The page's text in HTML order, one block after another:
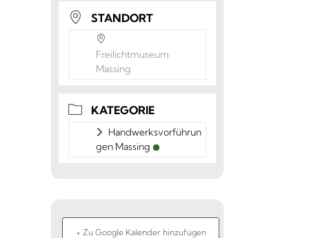
STANDORT
Freilichtmuseum
Massing
KATEGORIE
Handwerksvorführun
gen Massing
+ Zu Google Kalender hinzufügen